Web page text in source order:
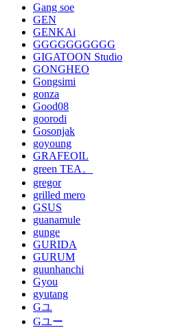
Gang soe
GEN
GENKAi
GGGGGGGGGG
GIGATOON Studio
GONGHEO
Gongsimi
gonza
Good08
goorodi
Gosonjak
goyoung
GRAFEOIL
green TEA。
gregor
grilled mero
GSUS
guanamule
gunge
GURIDA
GURUM
guunhanchi
Gyou
gyutang
Gユ
Gユー